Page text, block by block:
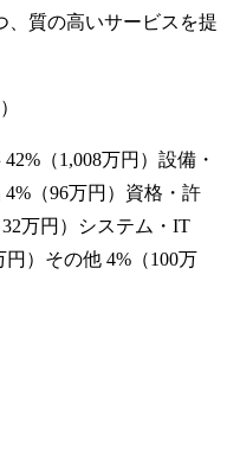
、質の高いサービスを提
）
42%（1,008万円 ） 設備・
4%（96万円 ） 資格・許
32万円 ）
システム・IT
円 ） その他 4%（100万